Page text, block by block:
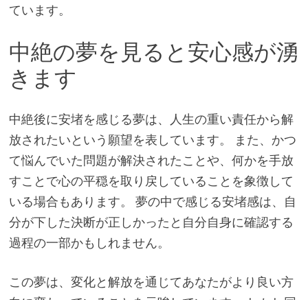
ています。
中絶の夢を見ると安心感が湧
きます
中絶後に安堵を感じる夢は、人生の重い責任から解
放されたいという願望を表しています。 また、かつ
て悩んでいた問題が解決されたことや、何かを手放
すことで心の平穏を取り戻していることを象徴して
いる場合もあります。 夢の中で感じる安堵感は、自
分が下した決断が正しかったと自分自身に確認する
過程の一部かもしれません。
この夢は、変化と解放を通じてあなたがより良い方